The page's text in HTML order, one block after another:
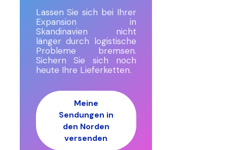
Lassen Sie sich bei Ihrer
Expansion in
Skandinavien nicht
länger durch logistische
Probleme bremsen.
Sichern Sie sich noch
heute Ihre Lieferketten.
Meine
Sendungen in
den Norden
versenden